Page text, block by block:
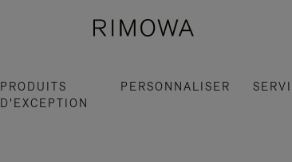
PRODUITS
D'EXCEPTION
PERSONNALISER